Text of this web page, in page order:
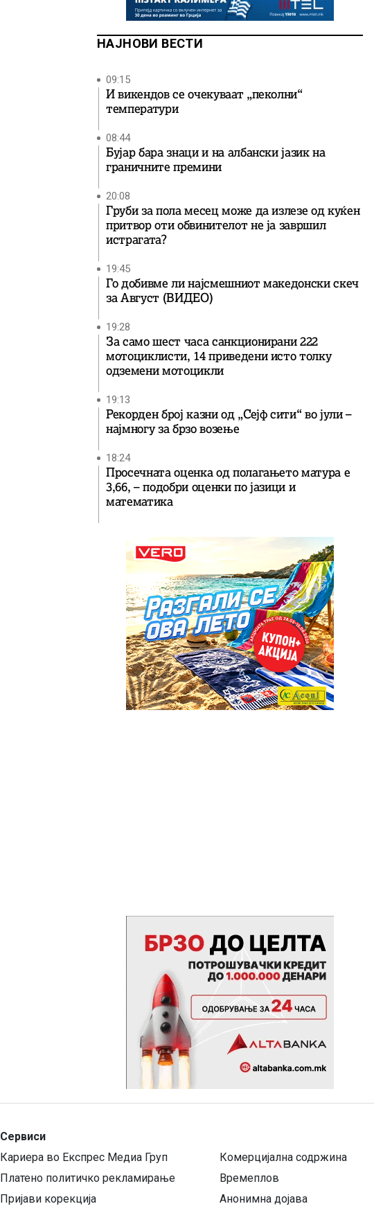
НАЈНОВИ ВЕСТИ
09:15
И викендов се очекуваат „пеколни“
температури
08:44
Бујар бара знаци и на албански јазик на
граничните премини
20:08
Груби за пола месец може да излезе од куќен
притвор оти обвинителот не ја завршил
истрагата?
19:45
Го добивме ли најсмешниот македонски скеч
за Август (ВИДЕО)
19:28
За само шест часа санкционирани 222
мотоциклисти, 14 приведени исто толку
одземени мотоцикли
19:13
Рекорден број казни од „Сејф сити“ во јули –
најмногу за брзо возење
18:24
Просечната оценка од полагањето матура е
3,66, – подобри оценки по јазици и
математика
Сервиси
Кариера во Експрес Медиа Груп
Комерцијална содржина
Платено политичко рекламирање
Времеплов
Пријави корекција
Анонимна дојава